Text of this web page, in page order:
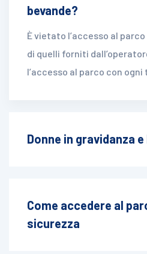
bevande?
È vietato l’accesso al
di quelli forniti
l’accesso al parco con ogni
Donne in gravidanza
Come accedere al
sicurezza